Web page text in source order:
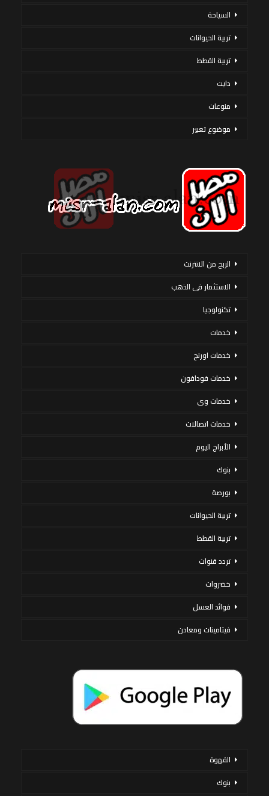
السياحة
تربية الحيوانات
تربية القطط
دايت
منوعات
موضوع تعبير
الربح من الانترنت
الاستثمار فى الذهب
تكنولوجيا
خدمات
خدمات اورنج
خدمات فودافون
خدمات وى
خدمات اتصالات
الأبراج اليوم
بنوك
بورصة
تربية الحيوانات
تربية القطط
تردد قنوات
خضروات
فوائد العسل
فيتامينات ومعادن
القهوة
بنوك